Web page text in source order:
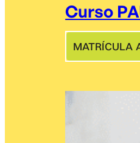
Curso
MATRÍCULA